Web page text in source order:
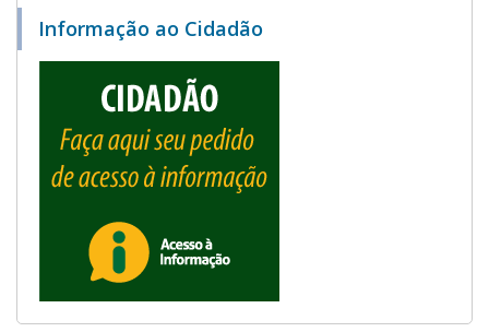
Informação ao Cidadão